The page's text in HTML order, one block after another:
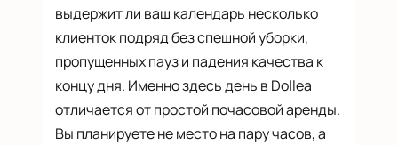
выдержит ли ваш календарь несколько
клиенток подряд без спешной уборки,
пропущенных пауз и падения качества к
концу дня. Именно здесь день в Dollea
отличается от простой почасовой аренды.
Вы планируете не место на пару часов, а